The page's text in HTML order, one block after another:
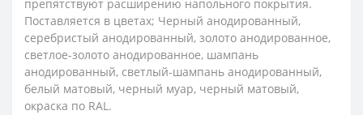
препятствуют расширению напольного покрытия.
Поставляется в цветах; Черный анодированный,
серебристый анодированный, золото анодированное,
светлое-золото анодированное, шампань
анодированный, светлый-шампань анодированный,
белый матовый, черный муар, черный матовый,
окраска по RAL.